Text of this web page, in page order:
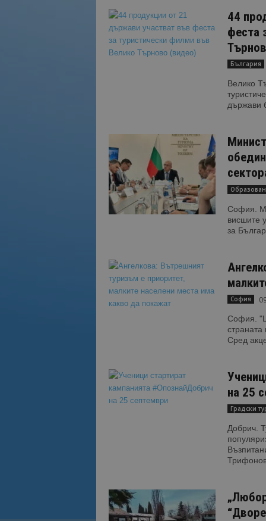
44
феста
България
Велико
държави
София.
висшите
за
София
София.
страната
Сред
на 25
Градски
Добрич.